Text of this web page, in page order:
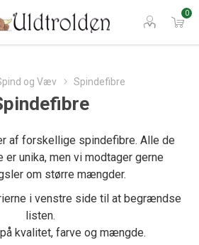
0
og Væv Spindefibre
af forskellige spindefibre. Alle de
er unika, men vi modtager gerne
om større mængder.
i venstre side til at begrændse
listen.
kvalitet, farve og mængde.